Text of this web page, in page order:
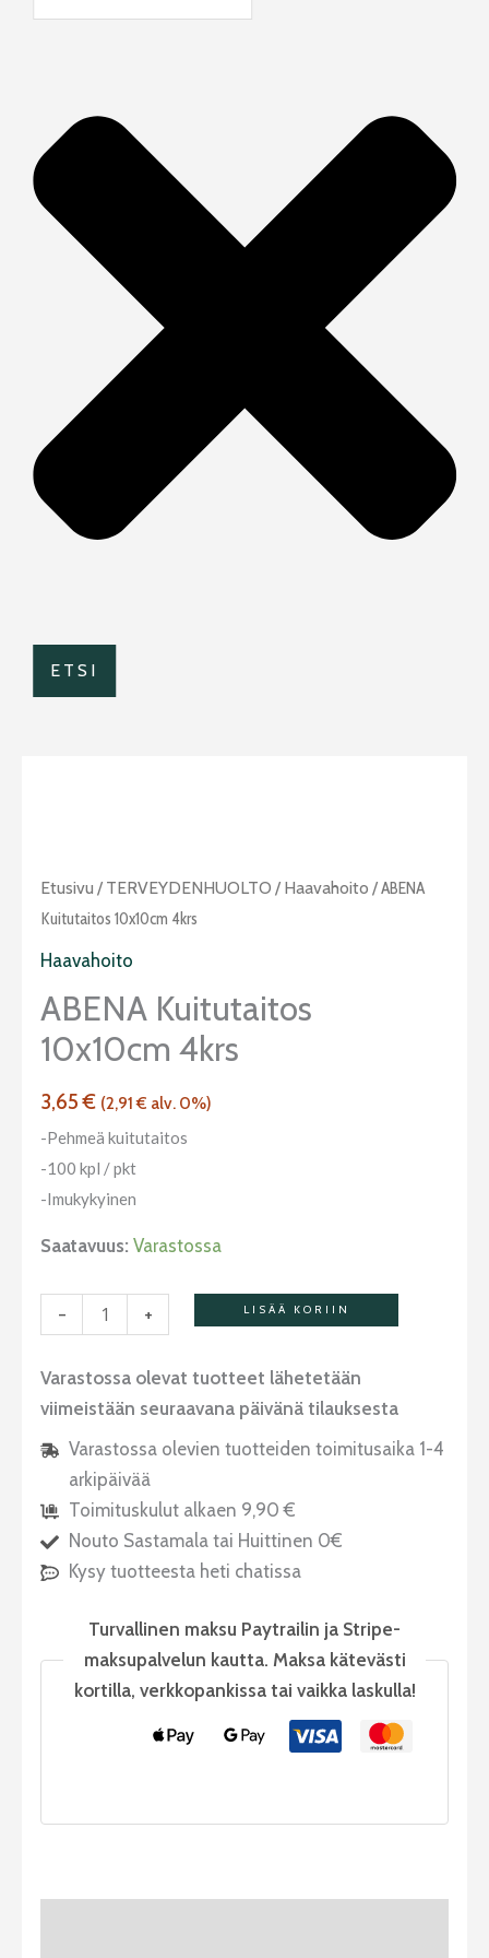
Etusivu / TERVEYDENHUOLTO / Haavahoito / ABENA
Kuitutaitos 10x10cm 4krs
Haavahoito
ABENA Kuitutaitos
10x10cm 4krs
3,65€ (2,91€ alv. 0%)
-Pehmeä kuitutaitos
-100 kpl / pkt
-Imukykyinen
Saatavuus: Varastossa
-
ABENA
kuitutaitos
10x10cm
määrä
+ LISÄÄ KORIIN
Varastossa olevat tuotteet lähetetään
viimeistään seuraavana päivänä tilauksesta
Varastossa olevien tuotteiden toimitusaika 1-4
arkipäivää
Toimituskulut alkaen 9,90 €
Nouto Sastamala tai Huittinen 0€
Kysy tuotteesta heti chatissa
Turvallinen maksu Paytrailin ja Stripe-
maksupalvelun kautta. Maksa kätevästi
kortilla, verkkopankissa tai vaikka laskulla!
ETSI